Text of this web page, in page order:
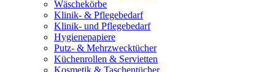
Wäschekörbe
Klinik- & Pflegebedarf
Klinik- und Pflegebedarf
Hygienepapiere
Putz- & Mehrzwecktücher
Küchenrollen & Servietten